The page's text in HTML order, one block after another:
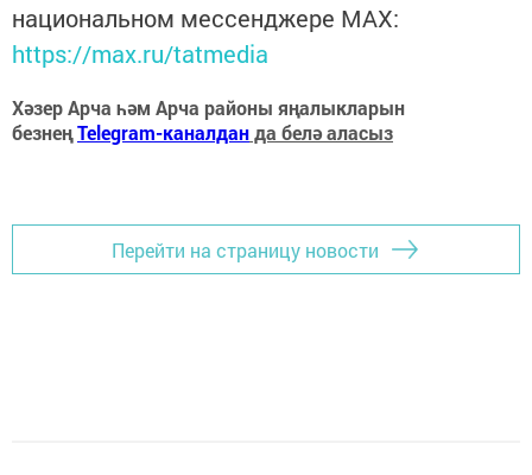
национальном мессенджере MАХ:
https://max.ru/tatmedia
Хәзер Арча һәм Арча районы яңалыкларын
безнеңTelegram-каналданда белә аласыз
Перейти на страницу новости